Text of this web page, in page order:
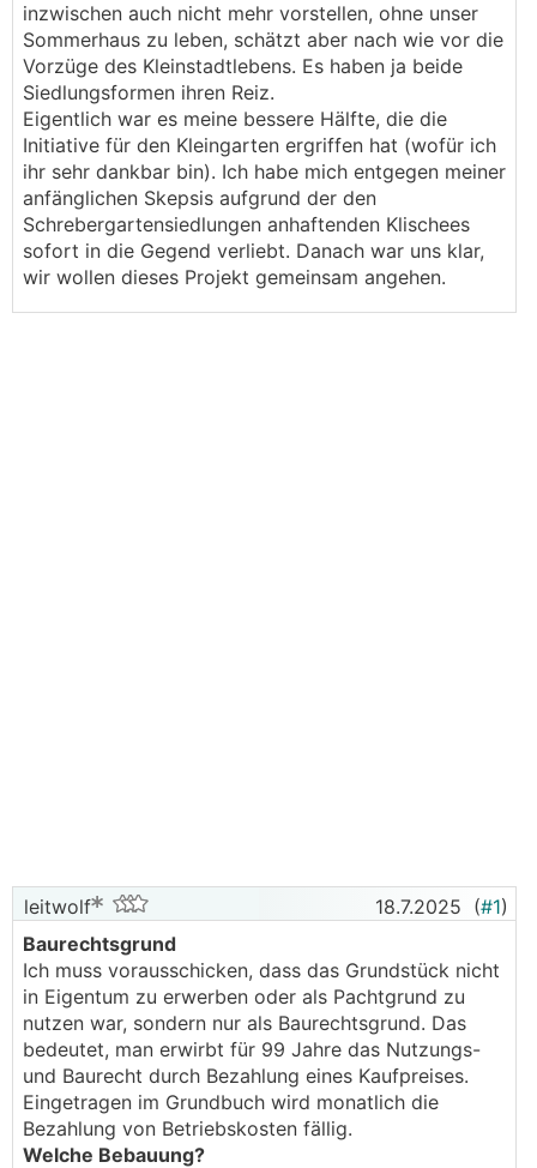
inzwischen auch nicht mehr vorstellen, ohne unser
Sommerhaus zu leben, schätzt aber nach wie vor die
Vorzüge des Kleinstadtlebens. Es haben ja beide
Siedlungsformen ihren Reiz.
Eigentlich war es meine bessere Hälfte, die die
Initiative für den Kleingarten ergriffen hat (wofür ich
ihr sehr dankbar bin). Ich habe mich entgegen meiner
anfänglichen Skepsis aufgrund der den
Schrebergartensiedlungen anhaftenden Klischees
sofort in die Gegend verliebt. Danach war uns klar,
wir wollen dieses Projekt gemeinsam angehen.
leitwolf 18.7.2025 (#1)
Baurechtsgrund
Ich muss vorausschicken, dass das Grundstück nicht
in Eigentum zu erwerben oder als Pachtgrund zu
nutzen war, sondern nur als Baurechtsgrund. Das
bedeutet, man erwirbt für 99 Jahre das Nutzungs-
und Baurecht durch Bezahlung eines Kaufpreises.
Eingetragen im Grundbuch wird monatlich die
Bezahlung von Betriebskosten fällig.
Welche Bebauung?